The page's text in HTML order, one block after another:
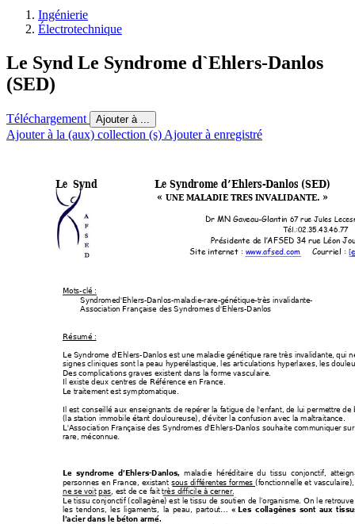
Ingénierie
Électrotechnique
Le Synd Le Syndrome d`Ehlers-Danlos
(SED)
Téléchargement Ajouter à ...
Ajouter à la (aux) collection (s) Ajouter à enregistré
Le  Synd Le Syndrome d’Ehlers-Danlos (SED)
« UNE MALADIE TRES INVALIDANTE. »
Dr MN Gaveau-Glantin 67 rue Jules
Tél.:02.35.43.46.77
Présidente de l’AFSED 34 rue Léon
Site internet : www.afsed.com
     Co
urriel :
Mots-clé :
        Syndromed'Ehlers-Danlos-maladie-rare-g
énétique-très invalidante-
        Association França
ise des Syndromes d'Ehlers-Danlos
Résumé :
Le Syndrome d'Ehlers-Danlos est une maladie génétique rare très invalidante, qui
signes cliniques sont la peau hyperélastique, les articulations hyperlaxes, les
Des complications graves existent dans la forme vasculaire.
Il existe deux centres de Référence en France.
Le traitement est symptomatique.
Il est conseillé aux enseignants de repérer la fatigue de l'enfant, de lui permettre
(la station immobile étant douloureuse), d'éviter la confusion avec la maltraitance.
L'Association Française des Syndromes d'Ehlers-Danlos souhaite communiquer
rare, méconnue.
Le syndrome d’Ehlers-Danlos, maladie héréditaire du tissu conjonctif,
personnes en France, existant sous différentes formes (fonctionnelle et
ne se voit pas, est de ce fait très difficile à cerner.
Le tissu conjonctif (collagène) est le tissu de soutien de l’organisme. On le
les tendons, les ligaments, la peau, partout… « Les collagènes sont aux tis
l’acier dans le béton armé.